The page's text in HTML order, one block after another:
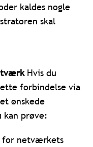
kaldes nogle
skal
Hvis du
forbindelse via
ønskede
prøve:
for netværkets